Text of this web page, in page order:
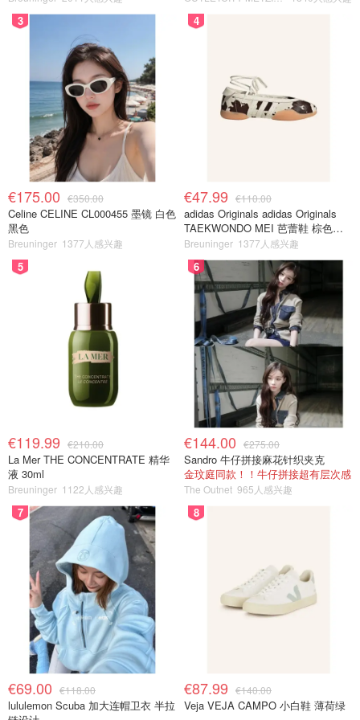
3
€175.00 €350.00
Celine CELINE CL000455 墨镜 白色
黑色
Breuninger 1377人感兴趣
4
€47.99 €110.00
adidas Originals adidas Originals
TAEKWONDO MEI 芭蕾鞋 棕色米
色
Breuninger 1377人感兴趣
5
€119.99 €210.00
La Mer THE CONCENTRATE 精华
液 30ml
Breuninger 1122人感兴趣
6
€144.00 €275.00
Sandro 牛仔拼接麻花针织夹克
金玟庭同款！！牛仔拼接超有层次感
The Outnet 965人感兴趣
7
€69.00 €118.00
lululemon Scuba 加大连帽卫衣 半拉
8
€87.99 €140.00
Veja VEJA CAMPO 小白鞋 薄荷绿